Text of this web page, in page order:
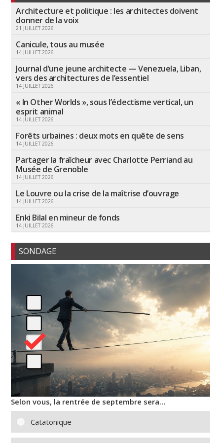
Architecture et politique : les architectes doivent
donner de la voix
21 JUILLET 2026
Canicule, tous au musée
14 JUILLET 2026
Journal d’une jeune architecte — Venezuela, Liban,
vers des architectures de l’essentiel
14 JUILLET 2026
« In Other Worlds », sous l’éclectisme vertical, un
esprit animal
14 JUILLET 2026
Forêts urbaines : deux mots en quête de sens
14 JUILLET 2026
Partager la fraîcheur avec Charlotte Perriand au
Musée de Grenoble
14 JUILLET 2026
Le Louvre ou la crise de la maîtrise d’ouvrage
14 JUILLET 2026
Enki Bilal en mineur de fonds
14 JUILLET 2026
SONDAGE
Selon vous, la rentrée de septembre sera…
Catatonique